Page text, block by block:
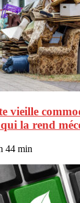
vieille
la rend
44 min